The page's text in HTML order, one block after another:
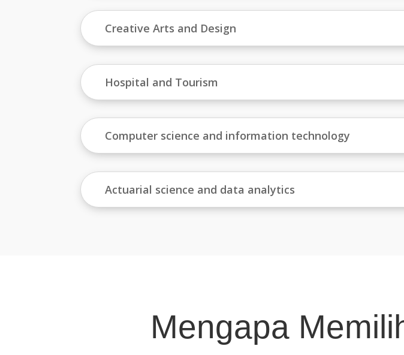
Creative Arts and Design
Hospital and Tourism
Computer science and information technology
Actuarial science and data analytics
Mengapa